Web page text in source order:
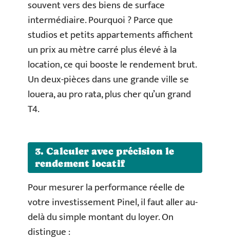
souvent vers des biens de surface
intermédiaire. Pourquoi ? Parce que
studios et petits appartements affichent
un prix au mètre carré plus élevé à la
location, ce qui booste le rendement brut.
Un deux-pièces dans une grande ville se
louera, au pro rata, plus cher qu’un grand
T4.
3. Calculer avec précision le
rendement locatif
Pour mesurer la performance réelle de
votre investissement Pinel, il faut aller au-
delà du simple montant du loyer. On
distingue :